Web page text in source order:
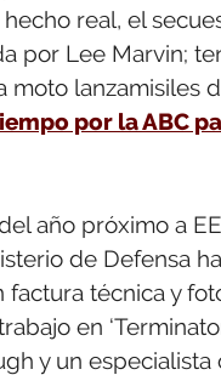
real, el
por Lee Marvin;
moto lanzamisiles
por la ABC
año próximo a
de Defensa
técnica y
en
y un especialista